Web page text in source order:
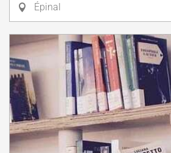
Épinal